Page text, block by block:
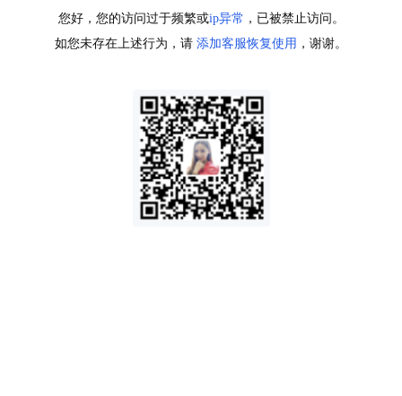
您好，您的访问过于频繁或ip异常 ，已被禁止访问。
如您未存在上述行为，请 添加客服恢复使用 ，谢谢。